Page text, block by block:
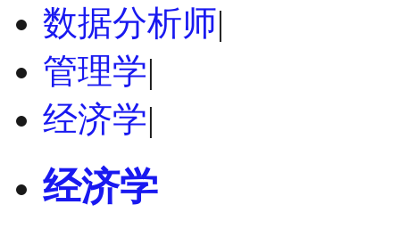
数据分析师|
管理学|
经济学|
经济学